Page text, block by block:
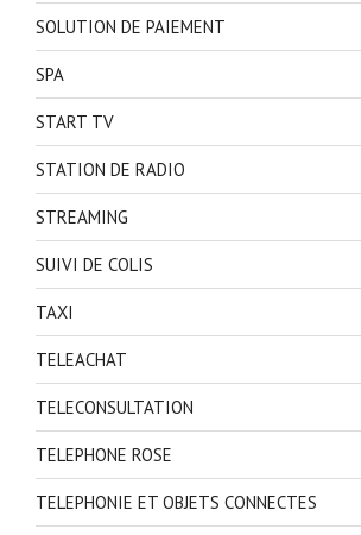
SOLUTION DE PAIEMENT
SPA
START TV
STATION DE RADIO
STREAMING
SUIVI DE COLIS
TAXI
TELEACHAT
TELECONSULTATION
TELEPHONE ROSE
TELEPHONIE ET OBJETS CONNECTES